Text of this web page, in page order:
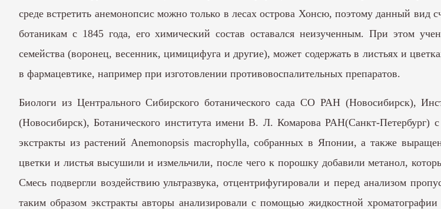
среде встретить анемонопсис можно только в лесах острова Хонсю, поэтому данный вид
ботаникам с 1845 года, его химический состав оставался неизученным. При этом
семейства (воронец, весенник, цимицифуга и другие), может содержать в листьях и
в фармацевтике, например при изготовлении противовоспалительных препаратов.
Биологи из Центрального Сибирского ботанического сада СО РАН (Новосибирск),
(Новосибирск), Ботанического института имени В. Л. Комарова РАН(Санкт-Петербург)
экстракты из растений Anemonopsis macrophylla, собранных в Японии, а также
цветки и листья высушили и измельчили, после чего к порошку добавили метанол,
Смесь подвергли воздействию ультразвука, отцентрифугировали и перед анализом
таким образом экстракты авторы анализировали с помощью жидкостной